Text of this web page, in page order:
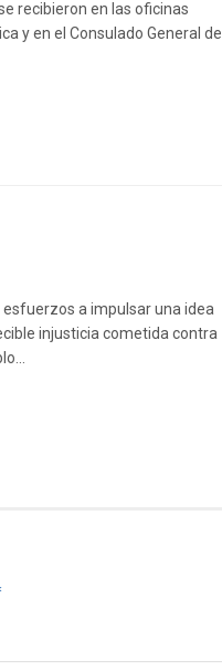
recibieron en las oficinas
y en el Consulado General de
a impulsar una idea
injusticia cometida contra